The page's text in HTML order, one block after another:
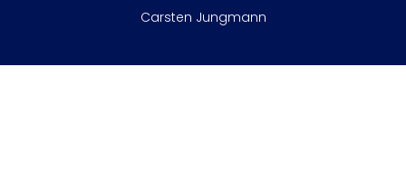
Carsten Jungmann